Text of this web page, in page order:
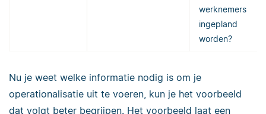
werknemers
ingepland
worden?
Nu je weet welke informatie nodig is om je
operationalisatie uit te voeren, kun je het voorbeeld
dat volgt beter begrijpen. Het voorbeeld laat een